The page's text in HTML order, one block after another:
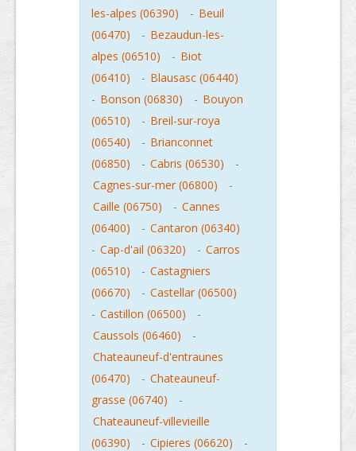
les-alpes (06390)
- Beuil
(06470)
- Bezaudun-les-
alpes (06510)
- Biot
(06410)
- Blausasc (06440)
- Bonson (06830) - Bouyon
(06510)
- Breil-sur-roya
(06540)
- Brianconnet
(06850)
- Cabris (06530)
-
Cagnes-sur-mer (06800)
-
Caille (06750)
- Cannes
(06400)
- Cantaron (06340)
- Cap-d'ail (06320) - Carros
(06510)
- Castagniers
(06670)
- Castellar (06500)
- Castillon (06500)
-
Caussols (06460)
-
Chateauneuf-d'entraunes
(06470)
- Chateauneuf-
grasse (06740)
-
Chateauneuf-villevieille
(06390)
- Cipieres (06620)
-